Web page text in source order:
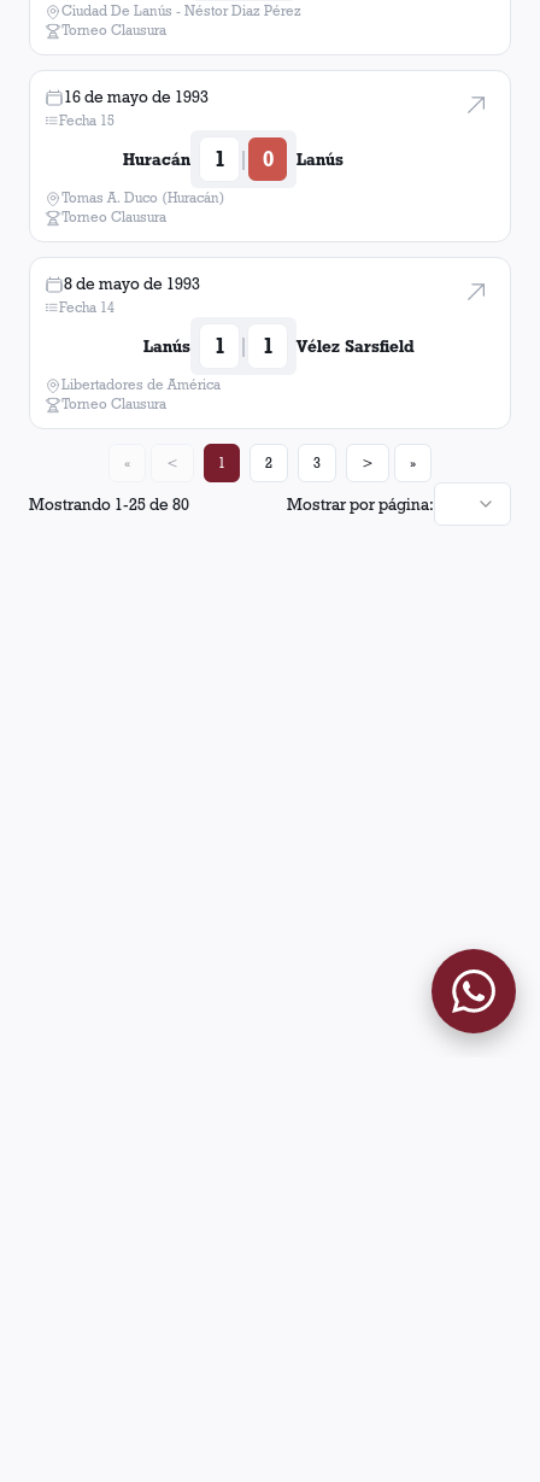
Ciudad De Lanús - Néstor Diaz Pérez
Torneo Clausura
16 de mayo de 1993
Fecha 15
Huracán 1 | 0 Lanús
Tomas A. Duco (Huracán)
Torneo Clausura
8 de mayo de 1993
Fecha 14
Lanús 1 | 1 Vélez Sarsfield
Libertadores de América
Torneo Clausura
Mostrando 1-25de80 Mostrar por página:
« < 1 2 3 > »